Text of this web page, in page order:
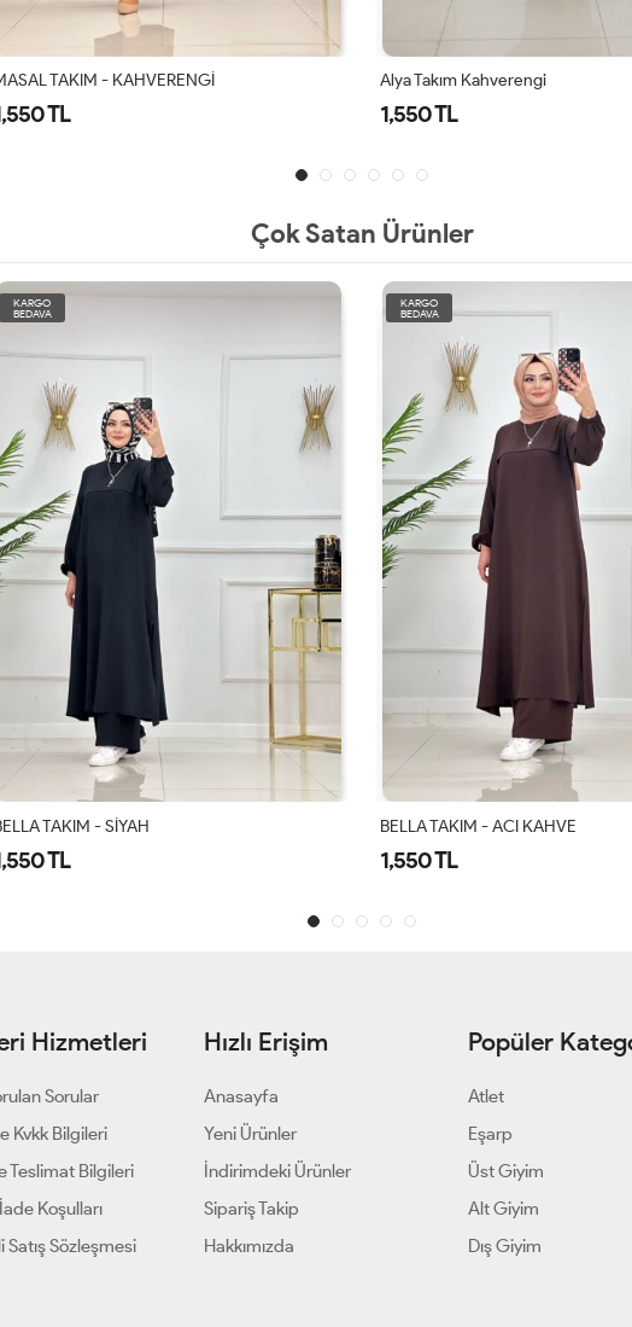
Takım Kahverengi
TL
Alya Takım Lacivert
1,550 TL
Çok Satan Ürünler
KARGO
BEDAVA
TAKIM - ACI KAHVE
TL
KARGO
BEDAVA
Gülşah Takım Siyah
1,900 TL
Hizmetleri
Sorular
Kvkk Bilgileri
Teslimat Bilgileri
Koşulları
Satış Sözleşmesi
Hızlı Erişim
Anasayfa
Yeni Ürünler
İndirimdeki Ürünler
Sipariş Takip
Hakkımızda
Popüler
Atlet
Eşarp
Üst Giyim
Alt Giyim
Dış Giyim